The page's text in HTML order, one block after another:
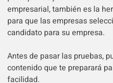
empresarial, también es la
para que las empresas
candidato para su empresa.
Antes de pasar las pruebas,
contenido que te preparará
facilidad.